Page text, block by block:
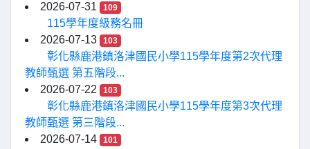
2026-07-31
109
115學年度級務名冊
2026-07-13
103
彰化縣鹿港鎮洛津國民小學115學年度第2次代理
教師甄選 第五階段...
2026-07-22
103
彰化縣鹿港鎮洛津國民小學115學年度第3次代理
教師甄選 第三階段...
2026-07-14
101